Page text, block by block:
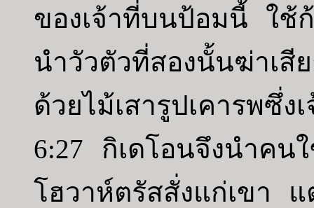
ของเจ้าที่บนป้อมนี้ ใช้
นำวัวตัวที่สองนั้นฆ่าเสี
ด้วยไม้เสารูปเคารพซึ่ง
6:27 กิเดโอนจึงนำคน
โฮวาห์ตรัสสั่งแก่เขา แ